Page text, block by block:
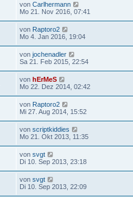
von Carlhermann
Mo 21. Nov 2016, 07:41
von Raptoro2
Mo 4. Jan 2016, 19:04
von jochenadler
Sa 21. Feb 2015, 22:54
von hErMeS
Mo 22. Dez 2014, 02:42
von Raptoro2
Mi 27. Aug 2014, 15:52
von scriptkiddies
Mo 21. Okt 2013, 11:35
von svgt
Di 10. Sep 2013, 23:18
von svgt
Di 10. Sep 2013, 22:09